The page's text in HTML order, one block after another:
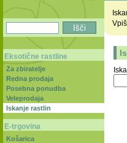
Eksotične rastline
Za zbiratelje
Redna prodaja
Posebna ponudba
Veleprodaja
Iskanje rastlin
E-trgovina
Košarica